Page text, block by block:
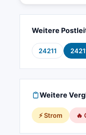
Weitere
24211
Weitere
⚡ Strom 🔥